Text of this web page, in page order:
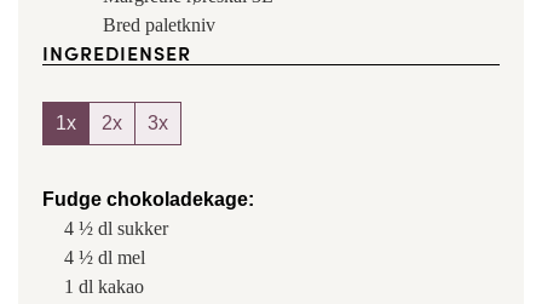
Bred paletkniv
INGREDIENSER
1x 2x 3x
Fudge chokoladekage:
4 ½ dl sukker
4 ½ dl mel
1 dl kakao